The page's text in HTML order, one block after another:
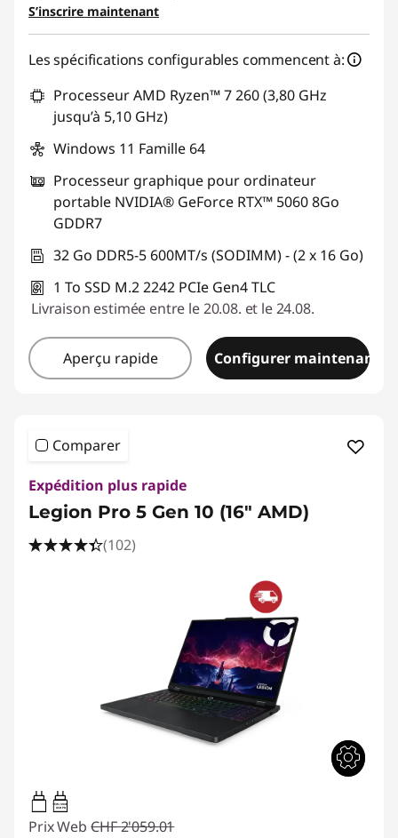
Code de réduction :
S’inscrire maintenant
Les spécifications configurables commencent à:
Processeur AMD Ryzen™ 7 260 (3,80 GHz
jusqu’à 5,10 GHz)
Windows 11 Famille 64
Processeur graphique pour ordinateur
portable NVIDIA® GeForce RTX™ 5060 8Go
GDDR7
32 Go DDR5-5 600MT/s (SODIMM) - (2 x 16 Go)
1 To SSD M.2 2242 PCIe Gen4 TLC
Livraison estimée entre le 20.08. et le 24.08.
Aperçu rapide Configurer maintenant
Comparer
Expédition plus rapide
Legion Pro 5 Gen 10 (16" AMD)
(102)
65W-100W
USB PD
Prix Web CHF 2'059.01